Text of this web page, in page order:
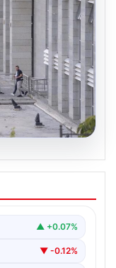
▲ +0.07%
▼ -0.12%